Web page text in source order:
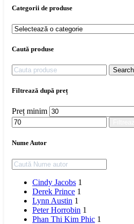
Categorii de produse
Caută produse
Search
Filtrează după preț
Preț minim
Nume Autor
Cindy Jacobs 1
Derek Prince 1
Lynn Austin 1
Peter Horrobin 1
Phan Thi Kim Phic 1